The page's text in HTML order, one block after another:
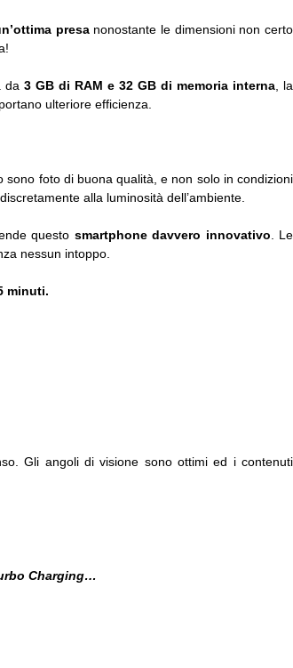
presanonostante le dimensioni non certo
da 3 GB di RAM e 32 GB di memoria interna , la
ulteriore efficienza.
sono foto di buona qualità, e non solo in condizioni
alla luminosità dell’ambiente.
questo smartphone davvero innovativo . Le
nessun intoppo.
minuti.
Gli angoli di visione sono ottimi ed i contenuti
Charging…